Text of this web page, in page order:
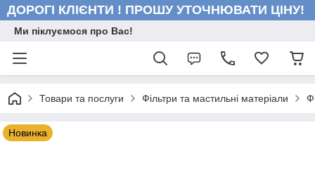
ДОРОГІ КЛІЄНТИ ! ПРОШУ УТОЧНЮВАТИ ЦІНУ!
Ми піклуємося про Вас!
Товари та послуги Фільтри та мастильні матеріали
Новинка